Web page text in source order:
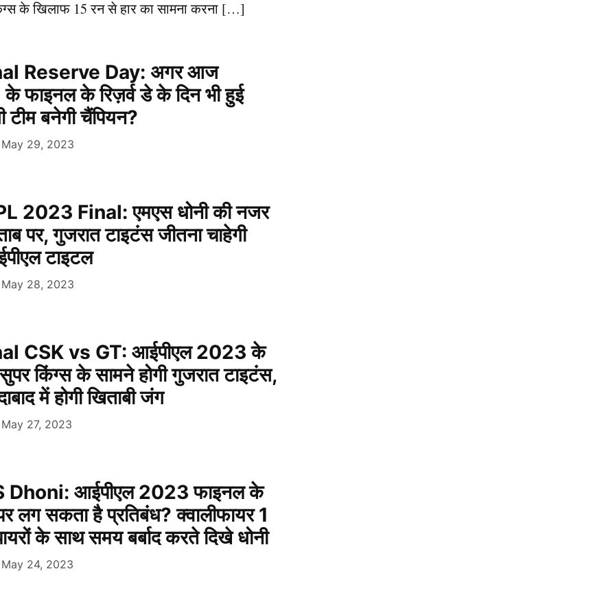
के खिलाफ 15 रन से हार का सामना करना […]
Reserve Day: अगर आज
फाइनल के रिज़र्व डे के दिन भी हुई
टीम बनेगी चैंपियन?
May 29, 2023
2023 Final: एमएस धोनी की नजर
पर, गुजरात टाइटंस जीतना चाहेगी
टाइटल
May 28, 2023
CSK vs GT: आईपीएल 2023 के
किंग्स के सामने होगी गुजरात टाइटंस,
में होगी खिताबी जंग
May 27, 2023
आईपीएल 2023 फाइनल के
लग सकता है प्रतिबंध? क्वालीफायर 1
के साथ समय बर्बाद करते दिखे धोनी
May 24, 2023